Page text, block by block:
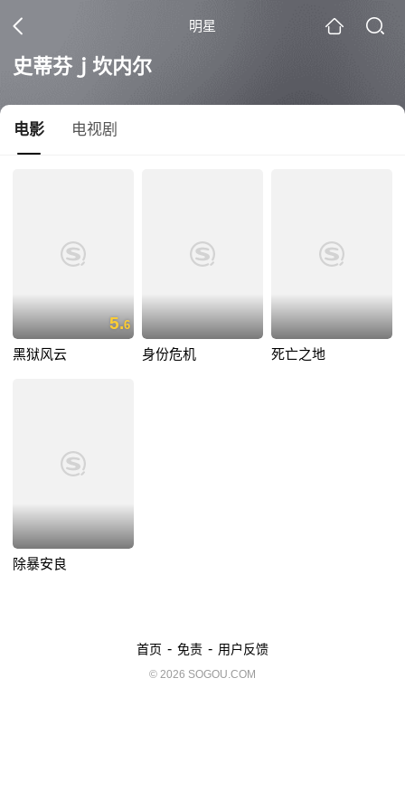
明星
史蒂芬ｊ坎内尔
电影 电视剧
5.6
黑狱风云 身份危机 死亡之地
除暴安良
首页 - 免责 - 用户反馈
© 2026 SOGOU.COM